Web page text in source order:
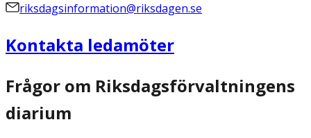
riksdagsinformation@riksdagen.se
Kontakta ledamöter
Frågor om Riksdagsförvaltningens
diarium